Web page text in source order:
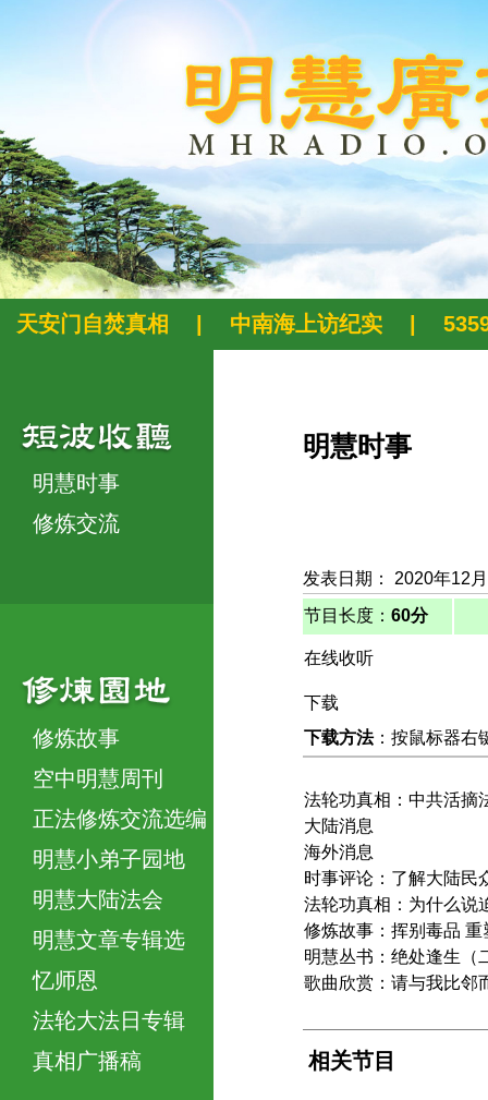
天安门自焚真相 中南海上访纪实
明慧时事
修炼交流
修炼故事
空中明慧周刊
正法修炼交流选编
明慧小弟子园地
明慧大陆法会
明慧文章专辑选
忆师恩
法轮大法日专辑
真相广播稿
明慧时事
发表日期： 2020年12
节目长度： 60分
在线收听
下载
下载方法：按鼠标器右
法轮功真相：中共活摘
大陆消息
海外消息
时事评论：了解大陆
法轮功真相：为什么说
修炼故事：挥别毒品 重
明慧丛书：绝处逢生（
歌曲欣赏：请与我比邻
相关节目